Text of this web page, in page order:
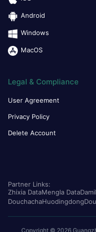
Android
Windows
MacOS
Legal & Compliance
User Agreement
Privacy Policy
Delete Account
Partner Links:
Zhixia DataMengla DataDami
DouchachaHuodingdong
Copyright © 2026